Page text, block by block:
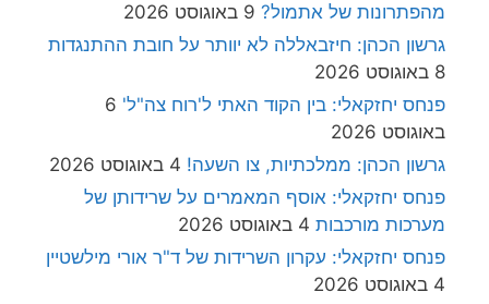
מהפתרונות של אתמול? 9 באוגוסט 2026
גרשון הכהן: חיזבאללה לא יוותר על חובת ההתנגדות
8 באוגוסט 2026
פנחס יחזקאלי: בין הקוד האתי ל'רוח צה"ל' 6
באוגוסט 2026
גרשון הכהן: ממלכתיות, צו השעה! 4 באוגוסט 2026
פנחס יחזקאלי: אוסף המאמרים על שרידותן של
מערכות מורכבות 4 באוגוסט 2026
פנחס יחזקאלי: עקרון השרידות של ד"ר אורי מילשטיין
4 באוגוסט 2026